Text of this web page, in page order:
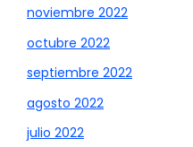
noviembre 2022
octubre 2022
septiembre 2022
agosto 2022
julio 2022